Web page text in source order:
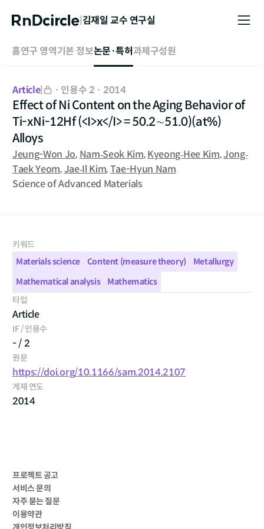
|김재일교수 연구실
홈연구 영역기본 정보논문·특허과제 구성원
Article| · 인용수 2 · 2014
Effect of Ni Content on the Aging Behavior of
Ti-xNi-12Hf (<I>x</I> = 50.2∼51.0)(at%)
Alloys
Jeung-Won Jo, Nam‐Seok Kim,Kyeong‐Hee Kim,Jong‐
Taek Yeom,Jae‐Il Kim,Tae-Hyun Nam
Science of Advanced Materials
키워드
Materials science
Content (measure theory)
Metallurgy
Mathematical analysis
Mathematics
타입
Article
IF / 인용수
- / 2
원문
https://doi.org/10.1166/sam.2014.2107
게재 연도
2014
프로젝트 공고
서비스 문의
자주 묻는 질문
이용약관